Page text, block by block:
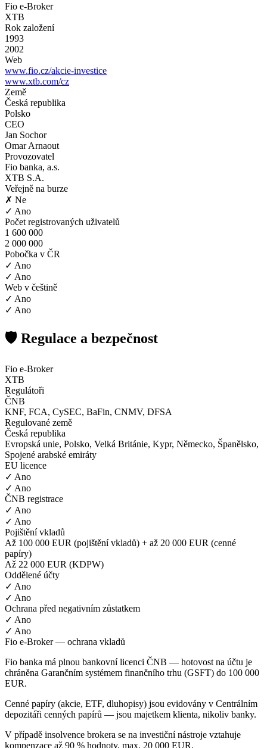
Fio e-Broker
XTB
Rok založení
1993
2002
Web
www.fio.cz/akcie-investice
www.xtb.com/cz
Země
Česká republika
Polsko
CEO
Jan Sochor
Omar Arnaout
Provozovatel
Fio banka, a.s.
XTB S.A.
Veřejně na burze
✗ Ne
✓ Ano
Počet registrovaných uživatelů
1 600 000
2 000 000
Pobočka v ČR
✓ Ano
✓ Ano
Web v češtině
✓ Ano
✓ Ano
🛡️ Regulace a bezpečnost
Fio e-Broker
XTB
Regulátoři
ČNB
KNF, FCA, CySEC, BaFin, CNMV, DFSA
Regulované země
Česká republika
Evropská unie, Polsko, Velká Británie, Kypr, Německo, Španělsko,
Spojené arabské emiráty
EU licence
✓ Ano
✓ Ano
ČNB registrace
✓ Ano
✓ Ano
Pojištění vkladů
Až 100 000 EUR (pojištění vkladů) + až 20 000 EUR (cenné
papíry)
Až 22 000 EUR (KDPW)
Oddělené účty
✓ Ano
✓ Ano
Ochrana před negativním zůstatkem
✓ Ano
✓ Ano
Fio e-Broker — ochrana vkladů
Fio banka má plnou bankovní licenci ČNB — hotovost na účtu je
chráněna Garančním systémem finančního trhu (GSFT) do 100 000
EUR.
Cenné papíry (akcie, ETF, dluhopisy) jsou evidovány v Centrálním
depozitáři cenných papírů — jsou majetkem klienta, nikoliv banky.
V případě insolvence brokera se na investiční nástroje vztahuje
kompenzace až 90 % hodnoty, max. 20 000 EUR.